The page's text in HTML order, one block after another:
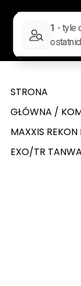
STRONA
GŁÓWNA /
MAXXIS
EXO/TR